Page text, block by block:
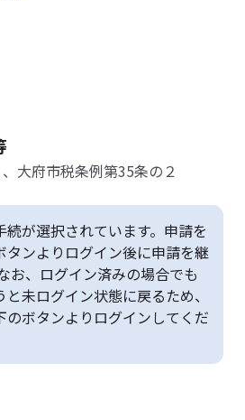
大府市税条例第35条の２
続が選択されています。申請を
タンよりログイン後に申請を継
お、ログイン済みの場合でも
未ログイン状態に戻るため、
のボタンよりログインしてくだ